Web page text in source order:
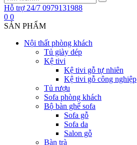
Hỗ trợ 24/7 0979131988
0 0
SẢN PHẨM
Nội thất phòng khách
Tủ giày dép
Kệ tivi
Kệ tivi gỗ tự nhiên
Kệ tivi gỗ công nghiệp
Tủ rượu
Sofa phòng khách
Bộ bàn ghế sofa
Sofa gỗ
Sofa da
Salon gỗ
Bàn trà